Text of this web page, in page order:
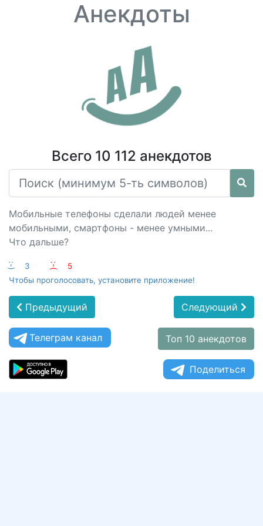
Анекдоты
Всего 10 112 анекдотов
Мобильные телефоны сделали людей менее
мобильными, смартфоны - менее умными...
Что дальше?
:-) 3 :-(
5
Чтобы проголосовать, установите приложение!
Предыдущий Следующий
Телеграм канал Топ 10 анекдотов
Поделиться